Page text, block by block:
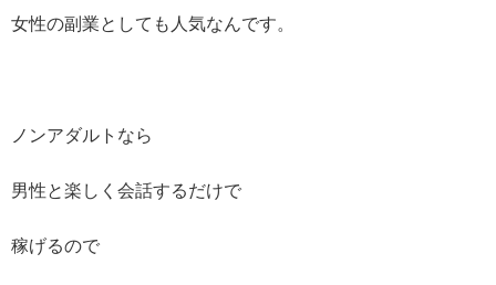
女性の副業としても人気なんです。
ノンアダルトなら
男性と楽しく会話するだけで
稼げるので